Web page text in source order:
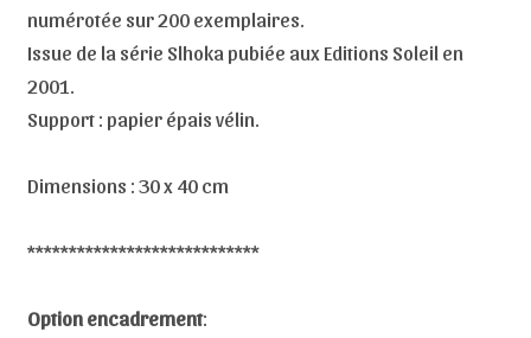
numérotée sur 200 exemplaires.
Issue de la série Slhoka pubiée aux Editions Soleil en
2001.
Support : papier épais vélin.
Dimensions : 30 x 40 cm
****************************
Option encadrement: